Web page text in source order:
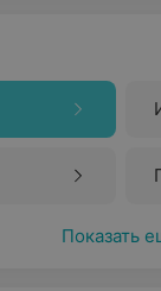
Показать